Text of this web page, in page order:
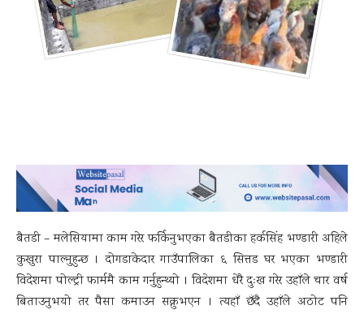
बैतडी – मलेसियामा काम गरेर फर्किनुभएका बैतडीका हर्कसिंह भण्डारी अहिले
कुखुरा पाल्नुहुन्छ । दोगडाकेदार गाउँपालिका ६ सित्तड घर भएका भण्डारी
विदेशमा पोल्ट्री फार्ममै काम गर्नुहुन्थ्यो । विदेशमा धेरै दुःख गरेर उहाँले चार वर्ष
बिताउनुभयो तर पैसा कमाउन सक्नुभएन । त्यहाँ छँदै उहाँले अठोट पनि